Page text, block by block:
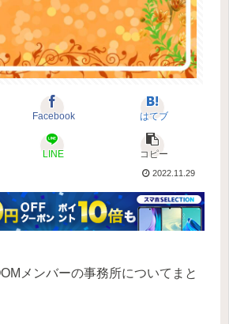
Facebook はてブ
LINE コピー
2022.11.29
メンバーの事務所についてまと